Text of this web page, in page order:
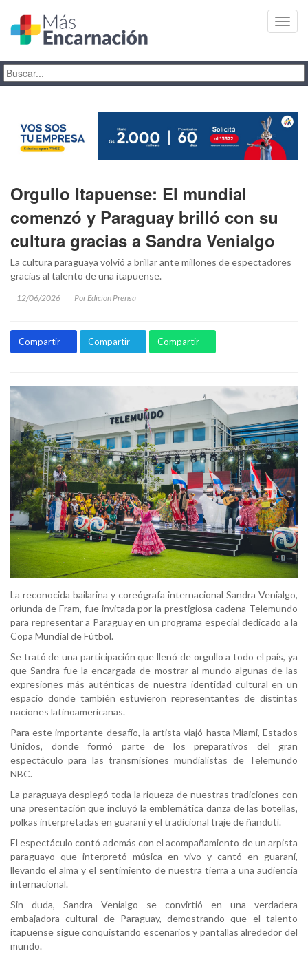
Orgullo Itapuense: El mundial
comenzó y Paraguay brilló con su
cultura gracias a Sandra Venialgo
La cultura paraguaya volvió a brillar ante millones de espectadores
gracias al talento de una itapuense.
12/06/2026 Por Edicion Prensa
Compartir Compartir Compartir
La reconocida bailarina y coreógrafa internacional Sandra Venialgo,
oriunda de Fram, fue invitada por la prestigiosa cadena Telemundo
para representar a Paraguay en un programa especial dedicado a la
Copa Mundial de Fútbol.
Se trató de una participación que llenó de orgullo a todo el país, ya
que Sandra fue la encargada de mostrar al mundo algunas de las
expresiones más auténticas de nuestra identidad cultural en un
espacio donde también estuvieron representantes de distintas
naciones latinoamericanas.
Para este importante desafío, la artista viajó hasta Miami, Estados
Unidos, donde formó parte de los preparativos del gran
espectáculo para las transmisiones mundialistas de Telemundo
NBC.
La paraguaya desplegó toda la riqueza de nuestras tradiciones con
una presentación que incluyó la emblemática danza de las botellas,
polkas interpretadas en guaraní y el tradicional traje de ñandutí.
El espectáculo contó además con el acompañamiento de un arpista
paraguayo que interpretó música en vivo y cantó en guaraní,
llevando el alma y el sentimiento de nuestra tierra a una audiencia
internacional.
Sin duda, Sandra Venialgo se convirtió en una verdadera
embajadora cultural de Paraguay, demostrando que el talento
itapuense sigue conquistando escenarios y pantallas alrededor del
mundo.